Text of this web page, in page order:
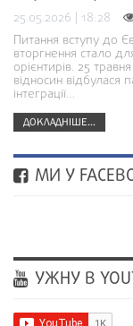
25.05.2026 | 18:28
Питання вступу до
вторгнення стало
орієнтирів. 25
відносин відбулася
інтеграції…
ДОКЛАДНІШЕ...
МИ У
УЖНУ В